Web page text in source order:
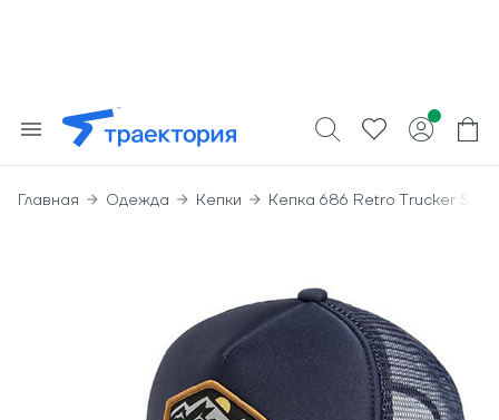
Главная Одежда Кепки Кепка 686 Retro Trucker